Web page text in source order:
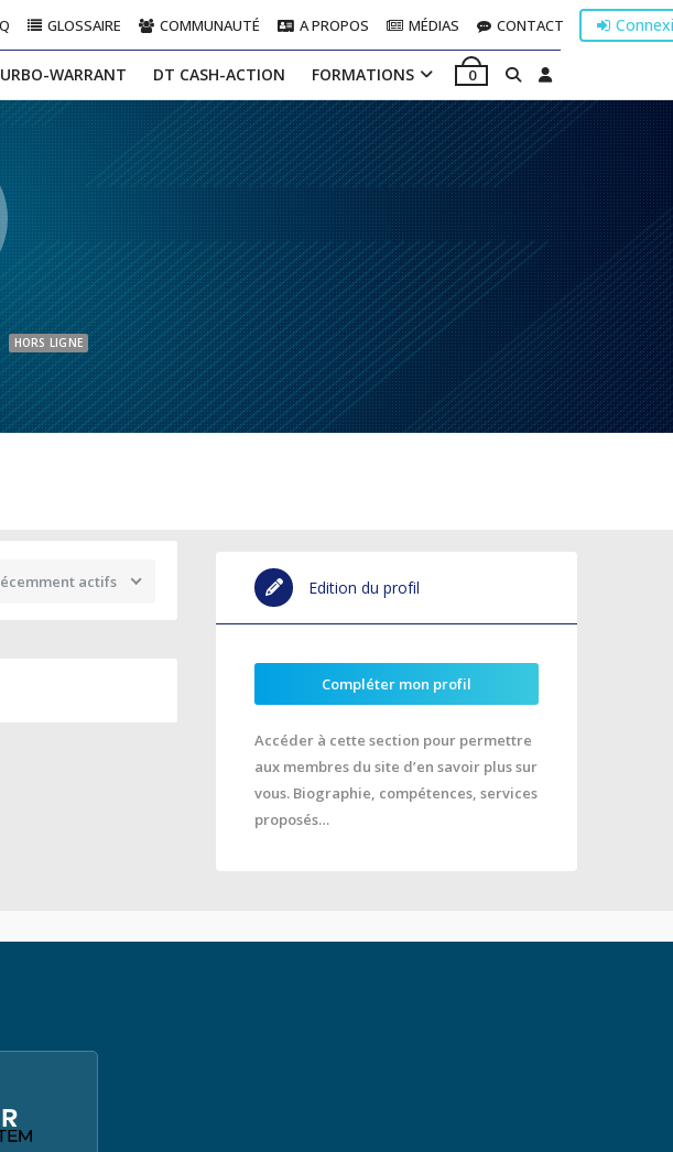
WARRANT DT CASH-ACTION FORMATIONS 0
GLOSSAIRE COMMUNAUTÉ A PROPOS MÉDIAS CONTACT
HORS LIGNE
actifs Edition du profil
Compléter mon profil
Accéder à cette section pour permettre
aux membres du site d’en savoir plus sur
vous. Biographie, compétences, services
proposés…